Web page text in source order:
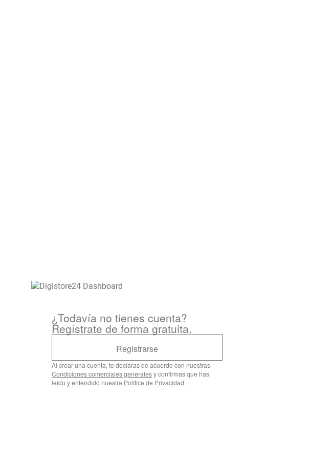
¿Todavía no tienes cuenta?
Regístrate de forma gratuita.
Registrarse
Al crear una cuenta, te declaras de acuerdo con nuestras
Condiciones comerciales generalesy confirmas que has
leído y entendido nuestra Política de Privacidad.